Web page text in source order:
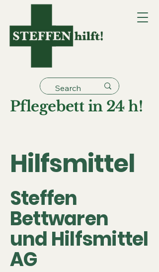
Pflegebett in 24 h!
Hilfsmittel
Steffen
Bettwaren
und Hilfsmittel
AG